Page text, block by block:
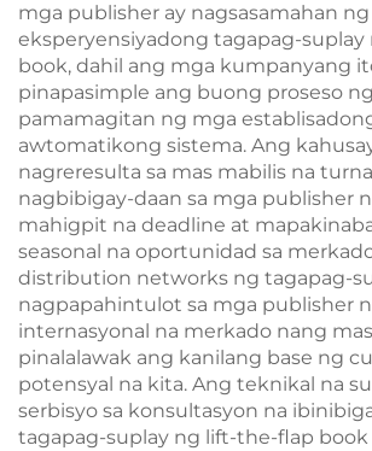
mga publisher ay nagsasamahan
eksperyensiyadong tagapag-
book, dahil ang mga kumpanyang
pinapasimple ang buong proseso
pamamagitan ng mga
awtomatikong sistema. Ang
nagreresulta sa mas mabilis na
nagbibigay-daan sa mga publisher
mahigpit na deadline at
seasonal na oportunidad sa
distribution networks ng tagapag-
nagpapahintulot sa mga publisher
internasyonal na merkado nang
pinalalawak ang kanilang base ng
potensyal na kita. Ang teknikal na
serbisyo sa konsultasyon na
tagapag-suplay ng lift-the-flap